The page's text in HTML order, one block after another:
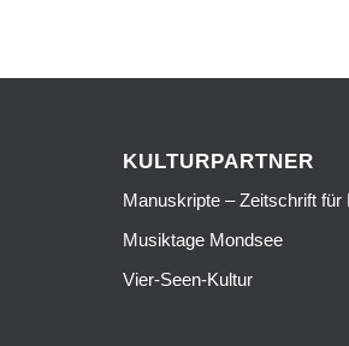
KULTURPARTNER
Manuskripte – Zeitschrift für
Musiktage Mondsee
Vier-Seen-Kultur